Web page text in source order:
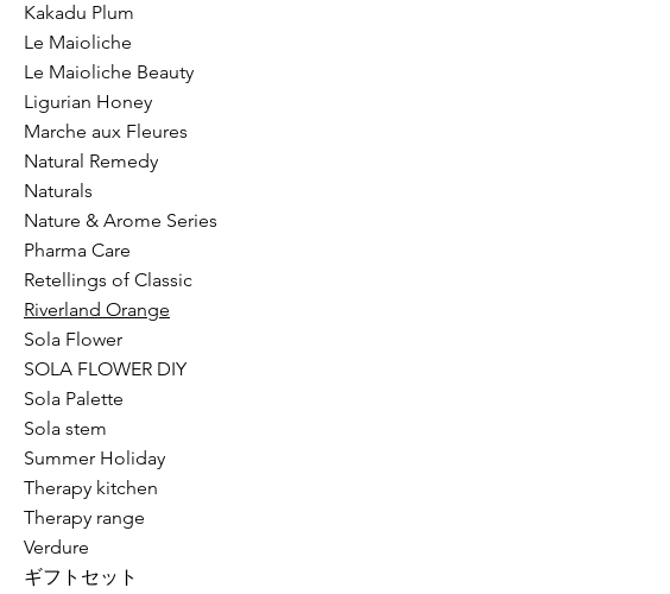
Kakadu Plum
Le Maioliche
Le Maioliche Beauty
Ligurian Honey
Marche aux Fleures
Natural Remedy
Naturals
Nature & Arome Series
Pharma Care
Retellings of Classic
Riverland Orange
Sola Flower
SOLA FLOWER DIY
Sola Palette
Sola stem
Summer Holiday
Therapy kitchen
Therapy range
Verdure
ギフトセット